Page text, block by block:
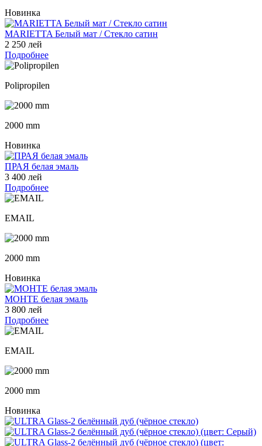
Новинка
MARIETTA Белый мат / Стекло сатин
2 250 лей
Подробнее
Polipropilen
2000 mm
Новинка
ПРАЯ белая эмаль
3 400 лей
Подробнее
EMAIL
2000 mm
Новинка
МОНТЕ белая эмаль
3 800 лей
Подробнее
EMAIL
2000 mm
Новинка